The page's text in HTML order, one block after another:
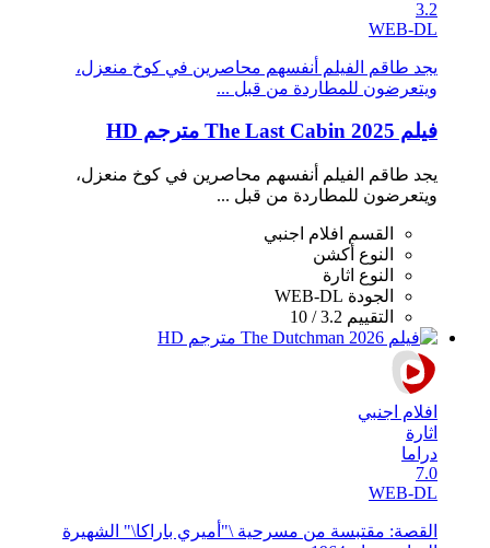
3.2
WEB-DL
يجد طاقم الفيلم أنفسهم محاصرين في كوخ منعزل،
ويتعرضون للمطاردة من قبل ...
فيلم The Last Cabin 2025 مترجم HD
يجد طاقم الفيلم أنفسهم محاصرين في كوخ منعزل،
ويتعرضون للمطاردة من قبل ...
القسم
افلام اجنبي
النوع أكشن
النوع اثارة
الجودة WEB-DL
التقييم 3.2 / 10
افلام اجنبي
اثارة
دراما
7.0
WEB-DL
القصة: مقتبسة من مسرحية \"أميري باراكا\" الشهيرة